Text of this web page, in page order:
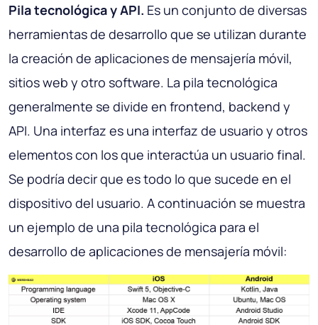
Pila tecnológica y API. Es un conjunto de diversas
herramientas de desarrollo que se utilizan durante
la creación de aplicaciones de mensajería móvil,
sitios web y otro software. La pila tecnológica
generalmente se divide en frontend, backend y
API. Una interfaz es una interfaz de usuario y otros
elementos con los que interactúa un usuario final.
Se podría decir que es todo lo que sucede en el
dispositivo del usuario. A continuación se muestra
un ejemplo de una pila tecnológica para el
desarrollo de aplicaciones de mensajería móvil: